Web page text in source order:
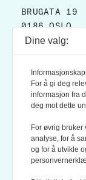
BRUGATA 19
0186 OSLO
POSTBOKS
0133 OSLO
LES OGSÅ:
KONTEKSTS
Dine valg:
For å gi deg
informasjon fra
deg mot dette
For øvrig
analyse, for å
og for å utvikle